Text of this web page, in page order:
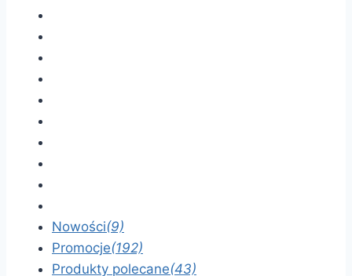
Nowości(9)
Promocje(192)
Produkty polecane(43)